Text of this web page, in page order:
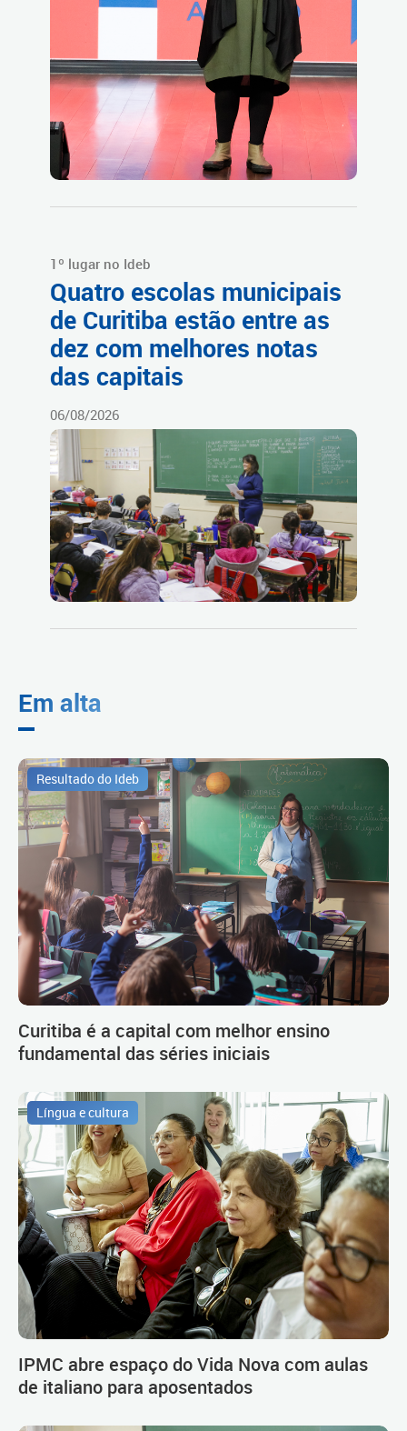
1º lugar no Ideb
Quatro escolas municipais
de Curitiba estão entre as
dez com melhores notas
das capitais
06/08/2026
Em alta
Resultado do Ideb
Curitiba é a capital com melhor ensino
fundamental das séries iniciais
Língua e cultura
IPMC abre espaço do Vida Nova com aulas
de italiano para aposentados